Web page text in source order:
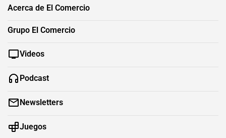
Acerca de El Comercio
Grupo El Comercio
Videos
Podcast
Newsletters
Juegos